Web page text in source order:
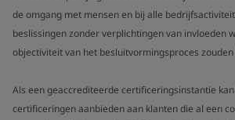
de omgang met mensen en bij alle
beslissingen zonder verplichtingen van invloeden
objectiviteit van het besluitvormingsproces
Als een geaccrediteerde certificeringsinstantie
certificeringen aanbieden aan klanten die al een